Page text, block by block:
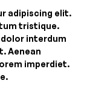
adipiscing elit.
tristique.
dolor interdum
Aenean
imperdiet.